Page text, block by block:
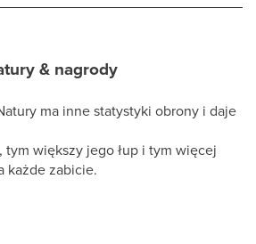
& nagrody
ma inne statystyki obrony i daje
większy jego łup i tym więcej
każde zabicie.